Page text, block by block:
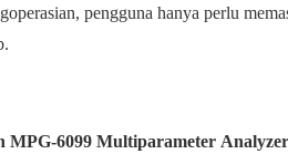
pengguna hanya perlu
MPG-6099 Multiparameter Analyzer